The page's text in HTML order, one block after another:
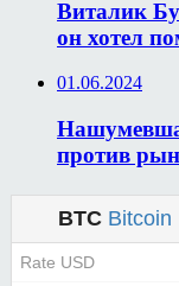
Виталик
он хотел
01.06.2024
против